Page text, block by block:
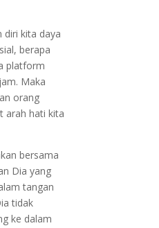
diri kita daya
berapa
platform
Maka
orang
arah hati kita
bersama
Dia yang
tangan
tidak
ke dalam